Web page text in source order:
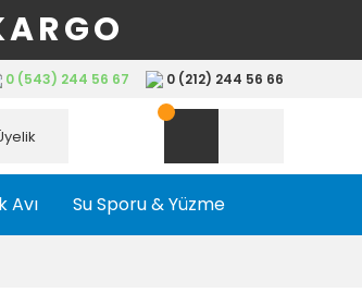
0 (543) 244 56 67 0 (212) 244 56 66
Avı Su Sporu & Yüzme